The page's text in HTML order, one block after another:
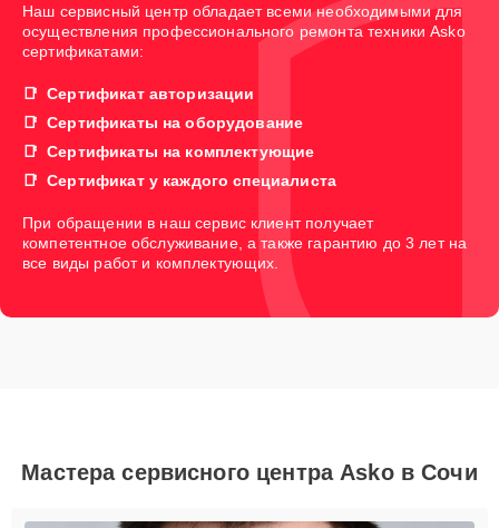
Наш сервисный центр обладает всеми необходимыми для
осуществления профессионального ремонта техники Asko
сертификатами:
Сертификат авторизации
Сертификаты на оборудование
Сертификаты на комплектующие
Сертификат у каждого специалиста
При обращении в наш сервис клиент получает
компетентное обслуживание, а также гарантию до 3 лет на
все виды работ и комплектующих.
Мастера сервисного центра Asko в Сочи